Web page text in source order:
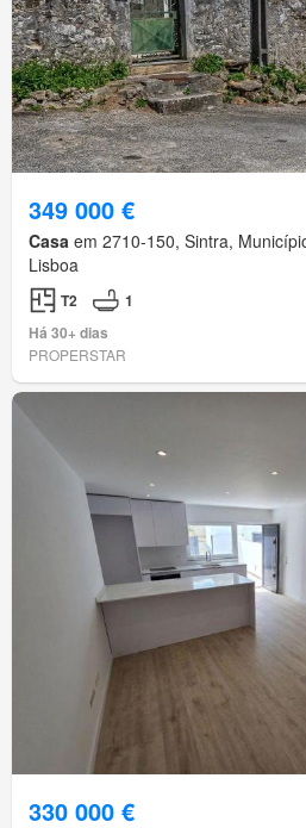
349 000 €
Casa em 2710-150, Sintra,
Lisboa
T2
1
Há 30+ dias
PROPERSTAR
330 000 €